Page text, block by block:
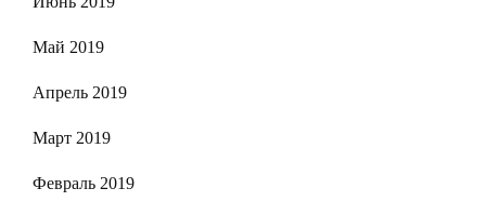
Май 2019
Апрель 2019
Март 2019
Февраль 2019